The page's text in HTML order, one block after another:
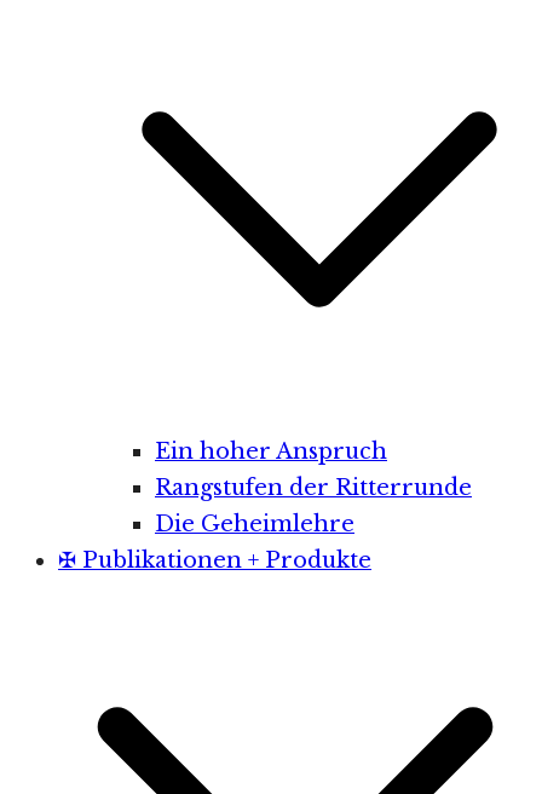
Ein hoher Anspruch
Rangstufen der Ritterrunde
Die Geheimlehre
✠ Publikationen + Produkte